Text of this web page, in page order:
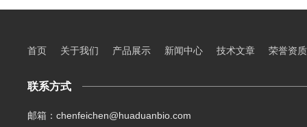
首页 关于我们 产品展示 新闻中心 技术文章 荣誉资质
联系方式
邮箱：chenfeichen@huaduanbio.com